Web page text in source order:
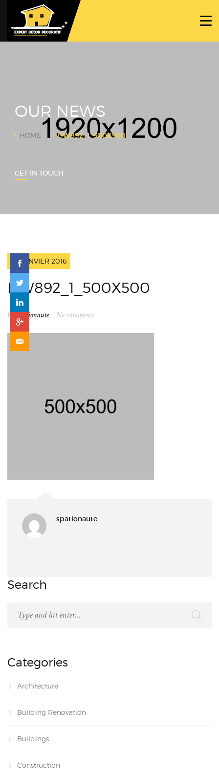
PROJETS
NOUS CONTACTER
OUR NEWS
HOME DW892_1_500X500
GET IN TOUCH
18 JANVIER 2016
DW892_1_500X500
By spationaute No comments
spationaute
Search
Categories
Architecture
Building Renovation
Buildings
Construction